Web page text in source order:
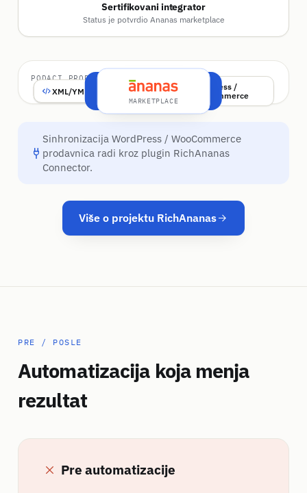
Sertifikovani integrator
Status je potvrdio Ananas marketplace
PODACI PRODAVCA
Katalog
Zalihe
XML/YML
WordPress /
WooCommerce
RichAnanas
SINHRONIZACIJA
MARKETPLACE
Sinhronizacija WordPress / WooCommerce
prodavnica radi kroz plugin RichAnanas
Connector.
Više o projektu RichAnanas
PRE / POSLE
Automatizacija koja menja
rezultat
Pre automatizacije